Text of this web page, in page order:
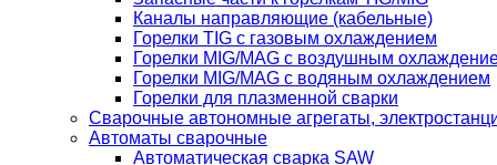
Каналы направляющие (кабельные)
Горелки TIG с газовым охлаждением
Горелки MIG/MAG с воздушным
Горелки MIG/MAG с водяным охлаждением
Горелки для плазменной сварки
Сварочные автономные агрегаты,
Автоматы сварочные
Автоматическая сварка SAW